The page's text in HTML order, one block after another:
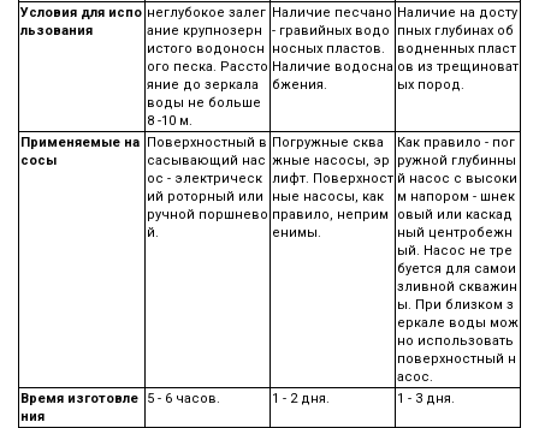
Условия для испо
льзования
неглубокое залег
ание крупнозерн
истого водоносн
ого песка. Рассто
яние до зеркала
воды не больше
8 -10 м.
Наличие песчано
- гравийных водо
носных пластов.
Наличие водосна
бжения.
Наличие на досту
пных глубинах об
водненных пласт
ов из трещиноват
ых пород.
Применяемые на
сосы
Поверхностный в
сасывающий нас
ос - электрическ
ий роторный или
ручной поршнево
й.
Погружные сква
жные насосы, эр
лифт. Поверхност
ные насосы, как
правило, неприм
енимы.
Как правило - пог
ружной глубинны
й насос с высоки
м напором - шнек
овый или каскад
ный центробежн
ый. Насос не тре
буется для самои
зливной скважин
ы. При близком з
еркале воды мож
но использовать
поверхностный н
асос.
Время изготовле
ния
5 - 6 часов. 1 - 2 дня. 1 - 3 дня.